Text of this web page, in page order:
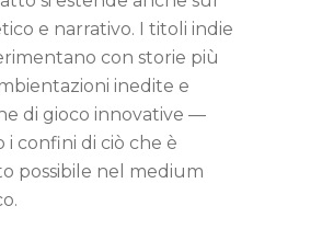
e narrativo. I titoli indie
con storie più
inedite e
di gioco innovative —
i confini di ciò che è
possibile nel medium